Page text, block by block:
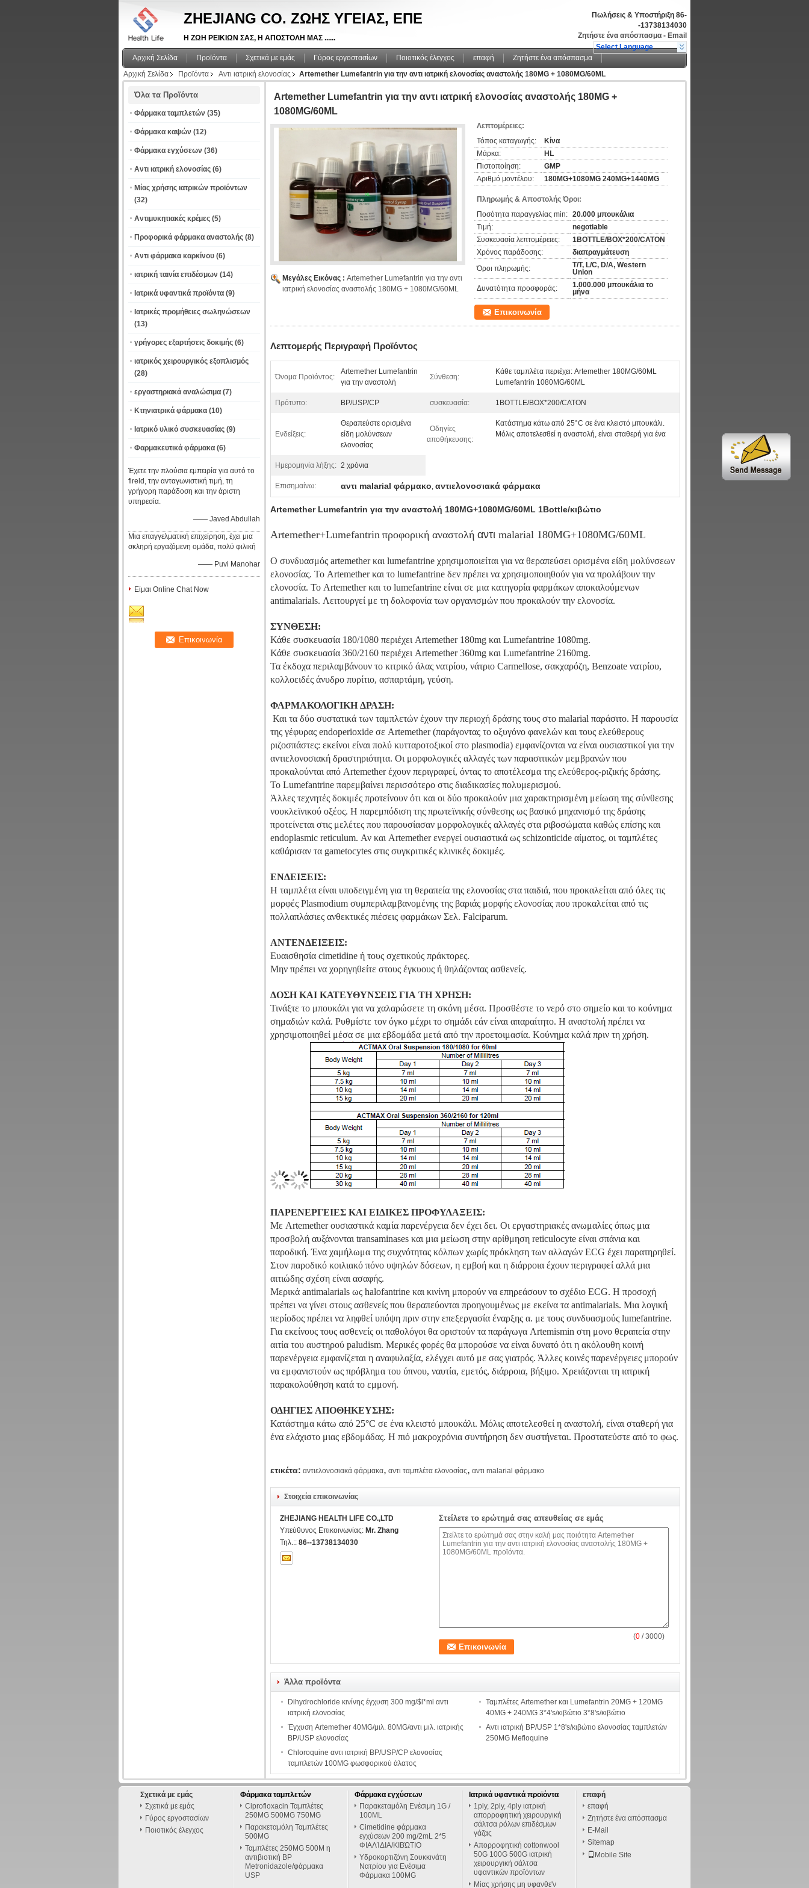
ZHEJIANG CO. ΖΩΗΣ ΥΓΕΙΑΣ, ΕΠΕ
Η ΖΩΗ ΡΕΙΚΙΩΝ ΣΑΣ, Η ΑΠΟΣΤΟΛΗ ΜΑΣ ......
Πωλήσεις & Υποστήριξη 86-
-13738134030
Ζητήστε ένα απόσπασμα - Email
Select Language
Αρχική Σελίδα
Προϊόντα Σχετικά με εμάς Γύρος εργοστασίων Ποιοτικός έλεγχος επαφή
Ζητήστε ένα απόσπασμα
Αρχική Σελίδα
Προϊόντα Αντι ιατρική ελονοσίας Artemether Lumefantrin για την αντι ιατρική ελονοσίας αναστολής 180MG + 1080MG/60ML
Όλα τα Προϊόντα
Φάρμακα ταμπλετών (35)
Φάρμακα καψών (12)
Φάρμακα εγχύσεων (36)
Αντι ιατρική ελονοσίας (6)
Μίας χρήσης ιατρικών προϊόντων
(32)
Αντιμυκητιακές κρέμες (5)
Προφορικά φάρμακα αναστολής (8)
Αντι φάρμακα καρκίνου (6)
ιατρική ταινία επιδέσμων (14)
Ιατρικά υφαντικά προϊόντα (9)
Ιατρικές προμήθειες σωληνώσεων
(13)
γρήγορες εξαρτήσεις δοκιμής (6)
ιατρικός χειρουργικός εξοπλισμός
(28)
εργαστηριακά αναλώσιμα (7)
Κτηνιατρικά φάρμακα (10)
Ιατρικό υλικό συσκευασίας (9)
Φαρμακευτικά φάρμακα (6)
Έχετε την πλούσια εμπειρία για αυτό το
fireld, την ανταγωνιστική τιμή, τη
γρήγορη παράδοση και την άριστη
υπηρεσία.
—— Javed Abdullah
Μια επαγγελματική επιχείρηση, έχει μια
σκληρή εργαζόμενη ομάδα, πολύ φιλική
—— Puvi Manohar
Είμαι Online Chat Now
Artemether Lumefantrin για την αντι ιατρική ελονοσίας αναστολής 180MG +
1080MG/60ML
Μεγάλες Εικόνας : Artemether Lumefantrin για την αντι
ιατρική ελονοσίας αναστολής 180MG + 1080MG/60ML
Λεπτομέρειες:
Τόπος καταγωγής:
Κίνα
Μάρκα:
HL
Πιστοποίηση:
GMP
Αριθμό μοντέλου:
180MG+1080MG 240MG+1440MG
Πληρωμής & Αποστολής Όροι:
Ποσότητα παραγγελίας min: 20.000 μπουκάλια
Τιμή:
negotiable
Συσκευασία λεπτομέρειες:
1BOTTLE/BOX*200/CATON
Χρόνος παράδοσης:
διαπραγμάτευση
Όροι πληρωμής:
T/T, L/C, D/A, Western
Union
Δυνατότητα προσφοράς:
1.000.000 μπουκάλια το
μήνα
Επικοινωνία
Λεπτομερής Περιγραφή Προϊόντος
Όνομα Προϊόντος:
Artemether Lumefantrin
για την αναστολή
Σύνθεση:
Κάθε ταμπλέτα περιέχει: Artemether 180MG/60ML
Lumefantrin 1080MG/60ML
Πρότυπο: BP/USP/CP συσκευασία: 1BOTTLE/BOX*200/CATON
Ενδείξεις:
Θεραπεύστε ορισμένα
είδη μολύνσεων
ελονοσίας
Οδηγίες
αποθήκευσης:
Κατάστημα κάτω από 25°C σε ένα κλειστό μπουκάλι.
Μόλις αποτελεσθεί η αναστολή, είναι σταθερή για ένα
Ημερομηνία λήξης: 2 χρόνια
Επισημαίνω: αντι malarial φάρμακο, αντιελονοσιακά φάρμακα
Artemether Lumefantrin για την αναστολή 180MG+1080MG/60ML 1Bottle/κιβώτιο
Artemether+Lumefantrin προφορική αναστολή αντι malarial 180MG+1080MG/60ML
Ο συνδυασμός artemether και lumefantrine χρησιμοποιείται για να θεραπεύσει ορισμένα είδη μολύνσεων
ελονοσίας. Το Artemether και το lumefantrine δεν πρέπει να χρησιμοποιηθούν για να προλάβουν την
ελονοσία. Το Artemether και το lumefantrine είναι σε μια κατηγορία φαρμάκων αποκαλούμενων
antimalarials. Λειτουργεί με τη δολοφονία των οργανισμών που προκαλούν την ελονοσία.
ΣΥΝΘΕΣΗ:
Κάθε συσκευασία 180/1080 περιέχει Artemether 180mg και Lumefantrine 1080mg.
Κάθε συσκευασία 360/2160 περιέχει Artemether 360mg και Lumefantrine 2160mg.
Τα έκδοχα περιλαμβάνουν το κιτρικό άλας νατρίου, νάτριο Carmellose, σακχαρόζη, Benzoate νατρίου,
κολλοειδές άνυδρο πυρίτιο, ασπαρτάμη, γεύση.
ΦΑΡΜΑΚΟΛΟΓΙΚΗ ΔΡΑΣΗ:
Και τα δύο συστατικά των ταμπλετών έχουν την περιοχή δράσης τους στο malarial παράσιτο. Η παρουσία
της γέφυρας endoperioxide σε Artemether (παράγοντας το οξυγόνο φανελών και τους ελεύθερους
ριζοσπάστες: εκείνοι είναι πολύ κυτταροτοξικοί στο plasmodia) εμφανίζονται να είναι ουσιαστικοί για την
αντιελονοσιακή δραστηριότητα. Οι μορφολογικές αλλαγές των παρασιτικών μεμβρανών που
προκαλούνται από Artemether έχουν περιγραφεί, όντας το αποτέλεσμα της ελεύθερος-ριζικής δράσης.
Το Lumefantrine παρεμβαίνει περισσότερο στις διαδικασίες πολυμερισμού.
Άλλες τεχνητές δοκιμές προτείνουν ότι και οι δύο προκαλούν μια χαρακτηρισμένη μείωση της σύνθεσης
νουκλεϊνικού οξέος. Η παρεμπόδιση της πρωτεϊνικής σύνθεσης ως βασικό μηχανισμό της δράσης
προτείνεται στις μελέτες που παρουσίασαν μορφολογικές αλλαγές στα ριβοσώματα καθώς επίσης και
endoplasmic reticulum. Αν και Artemether ενεργεί ουσιαστικά ως schizonticide αίματος, οι ταμπλέτες
καθάρισαν τα gametocytes στις συγκριτικές κλινικές δοκιμές.
ΕΝΔΕΙΞΕΙΣ:
Η ταμπλέτα είναι υποδειγμένη για τη θεραπεία της ελονοσίας στα παιδιά, που προκαλείται από όλες τις
μορφές Plasmodium συμπεριλαμβανομένης της βαριάς μορφής ελονοσίας που προκαλείται από τις
πολλαπλάσιες ανθεκτικές πιέσεις φαρμάκων Σελ. Falciparum.
ΑΝΤΕΝΔΕΙΞΕΙΣ:
Ευαισθησία cimetidine ή τους σχετικούς πράκτορες.
Μην πρέπει να χορηγηθείτε στους έγκυους ή θηλάζοντας ασθενείς.
ΔΟΣΗ ΚΑΙ ΚΑΤΕΥΘΥΝΣΕΙΣ ΓΙΑ ΤΗ ΧΡΗΣΗ:
Τινάξτε το μπουκάλι για να χαλαρώσετε τη σκόνη μέσα. Προσθέστε το νερό στο σημείο και το κούνημα
σημαδιών καλά. Ρυθμίστε τον όγκο μέχρι το σημάδι εάν είναι απαραίτητο. Η αναστολή πρέπει να
χρησιμοποιηθεί μέσα σε μια εβδομάδα μετά από την προετοιμασία. Κούνημα καλά πριν τη χρήση.
ΠΑΡΕΝΕΡΓΕΙΕΣ ΚΑΙ ΕΙΔΙΚΕΣ ΠΡΟΦΥΛΑΞΕΙΣ:
Με Artemether ουσιαστικά καμία παρενέργεια δεν έχει δει. Οι εργαστηριακές ανωμαλίες όπως μια
προσβολή αυξάνονται transaminases και μια μείωση στην αρίθμηση reticulocyte είναι σπάνια και
παροδική. Ένα χαμήλωμα της συχνότητας κόλπων χωρίς πρόκληση των αλλαγών ECG έχει παρατηρηθεί.
Στον παροδικό κοιλιακό πόνο υψηλών δόσεων, η εμβοή και η διάρροια έχουν περιγραφεί αλλά μια
αιτιώδης σχέση είναι ασαφής.
Μερικά antimalarials ως halofantrine και κινίνη μπορούν να επηρεάσουν το σχέδιο ECG. Η προσοχή
πρέπει να γίνει στους ασθενείς που θεραπεύονται προηγουμένως με εκείνα τα antimalarials. Μια λογική
περίοδος πρέπει να ληφθεί υπόψη πριν στην επεξεργασία έναρξης α. με τους συνδυασμούς lumefantrine.
Για εκείνους τους ασθενείς οι παθολόγοι θα οριστούν τα παράγωγα Artemismin στη μονο θεραπεία στην
αιτία του αυστηρού paludism. Μερικές φορές θα μπορούσε να είναι δυνατό ότι η ακόλουθη κοινή
παρενέργεια εμφανίζεται η αναφυλαξία, ελέγχει αυτό με σας γιατρός. Άλλες κοινές παρενέργειες μπορούν
να εμφανιστούν ως πρόβλημα του ύπνου, ναυτία, εμετός, διάρροια, βήξιμο. Χρειάζονται τη ιατρική
παρακολούθηση κατά το εμμονή.
ΟΔΗΓΙΕΣ ΑΠΟΘΗΚΕΥΣΗΣ:
Κατάστημα κάτω από 25°C σε ένα κλειστό μπουκάλι. Μόλις αποτελεσθεί η αναστολή, είναι σταθερή για
ένα ελάχιστο μιας εβδομάδας. Η πιό μακροχρόνια συντήρηση δεν συστήνεται. Προστατεύστε από το φως.
ετικέτα: αντιελονοσιακά φάρμακα, αντι ταμπλέτα ελονοσίας, αντι malarial φάρμακο
Στοιχεία επικοινωνίας
ZHEJIANG HEALTH LIFE CO.,LTD
Υπεύθυνος Επικοινωνίας: Mr. Zhang
Τηλ.:: 86--13738134030
Στείλετε το ερώτημά σας απευθείας σε εμάς
(0 / 3000)
Άλλα προϊόντα
Dihydrochloride κινίνης έγχυση 300 mg/$l*ml αντι
ιατρική ελονοσίας
Ταμπλέτες Artemether και Lumefantrin 20MG + 120MG
40MG + 240MG 3*4's/κιβώτιο 3*8's/κιβώτιο
Έγχυση Artemether 40MG/μιλ. 80MG/αντι μιλ. ιατρικής
BP/USP ελονοσίας
Αντι ιατρική BP/USP 1*8's/κιβώτιο ελονοσίας ταμπλετών
250MG Mefloquine
Chloroquine αντι ιατρική BP/USP/CP ελονοσίας
ταμπλετών 100MG φωσφορικού άλατος
Σχετικά με εμάς
Σχετικά με εμάς
Γύρος εργοστασίων
Ποιοτικός έλεγχος
Φάρμακα ταμπλετών
Ciprofloxacin Ταμπλέτες
250MG 500MG 750MG
Παρακεταμόλη Ταμπλέτες
500MG
Ταμπλέτες 250MG 500M η
αντιβιοτική BP
Metronidazole/φάρμακα
USP
Φάρμακα εγχύσεων
Παρακεταμόλη Ενέσιμη 1G /
100ML
Cimetidine φάρμακα
εγχύσεων 200 mg/2mL 2*5
ΦΙΑΛΊΔΙΑ/ΚΙΒΏΤΙΟ
Υδροκορτιζόνη Σουκκινάτη
Νατρίου για Ενέσιμα
Φάρμακα 100MG
Ιατρικά υφαντικά προϊόντα
1ply, 2ply, 4ply ιατρική
απορροφητική χειρουργική
σάλτσα ρόλων επιδέσμων
γάζας
Απορροφητική cottonwool
50G 100G 500G ιατρική
χειρουργική σάλτσα
υφαντικών προϊόντων
Μίας χρήσης μη υφανθε'ν
επαφή
επαφή
Ζητήστε ένα απόσπασμα
E-Mail
Sitemap
Mobile Site